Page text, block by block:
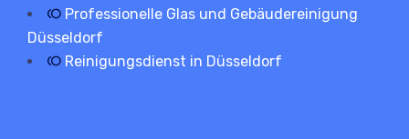
Professionelle Glas und Gebäudereinigung
Düsseldorf
Reinigungsdienst in Düsseldorf